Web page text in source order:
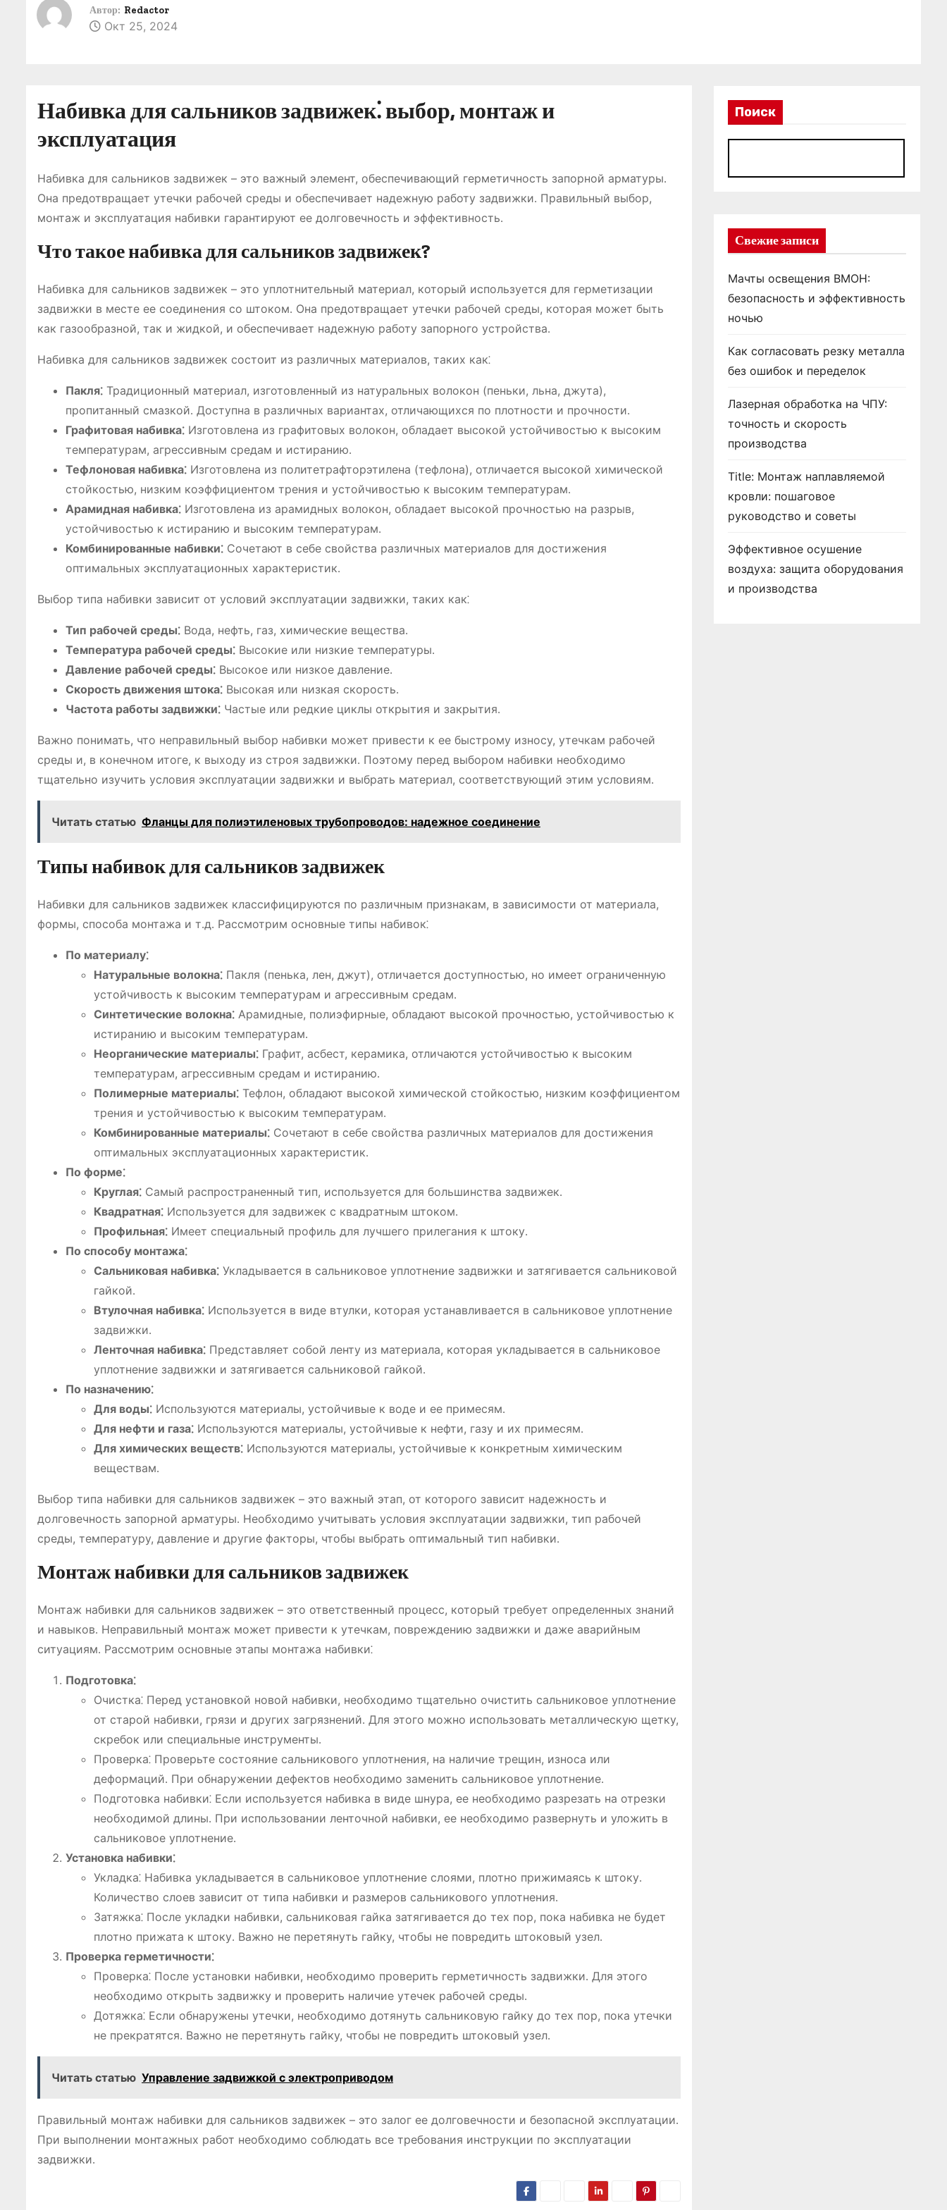
Автор: Redactor
Окт 25, 2024
Набивка для сальников задвижек⁚ выбор, монтаж и
эксплуатация
Набивка для сальников задвижек – это важный элемент, обеспечивающий герметичность запорной арматуры․
Она предотвращает утечки рабочей среды и обеспечивает надежную работу задвижки․ Правильный выбор,
монтаж и эксплуатация набивки гарантируют ее долговечность и эффективность․
Что такое набивка для сальников задвижек?
Набивка для сальников задвижек – это уплотнительный материал, который используется для герметизации
задвижки в месте ее соединения со штоком․ Она предотвращает утечки рабочей среды, которая может быть
как газообразной, так и жидкой, и обеспечивает надежную работу запорного устройства․
Набивка для сальников задвижек состоит из различных материалов, таких как⁚
Пакля⁚ Традиционный материал, изготовленный из натуральных волокон (пеньки, льна, джута),
пропитанный смазкой․ Доступна в различных вариантах, отличающихся по плотности и прочности․
Графитовая набивка⁚ Изготовлена из графитовых волокон, обладает высокой устойчивостью к высоким
температурам, агрессивным средам и истиранию․
Тефлоновая набивка⁚ Изготовлена из политетрафторэтилена (тефлона), отличается высокой химической
стойкостью, низким коэффициентом трения и устойчивостью к высоким температурам․
Арамидная набивка⁚ Изготовлена из арамидных волокон, обладает высокой прочностью на разрыв,
устойчивостью к истиранию и высоким температурам․
Комбинированные набивки⁚ Сочетают в себе свойства различных материалов для достижения
оптимальных эксплуатационных характеристик․
Выбор типа набивки зависит от условий эксплуатации задвижки, таких как⁚
Тип рабочей среды⁚ Вода, нефть, газ, химические вещества․
Температура рабочей среды⁚ Высокие или низкие температуры․
Давление рабочей среды⁚ Высокое или низкое давление․
Скорость движения штока⁚ Высокая или низкая скорость․
Частота работы задвижки⁚ Частые или редкие циклы открытия и закрытия․
Важно понимать, что неправильный выбор набивки может привести к ее быстрому износу, утечкам рабочей
среды и, в конечном итоге, к выходу из строя задвижки․ Поэтому перед выбором набивки необходимо
тщательно изучить условия эксплуатации задвижки и выбрать материал, соответствующий этим условиям․
Читать статью Фланцы для полиэтиленовых трубопроводов: надежное соединение
Типы набивок для сальников задвижек
Набивки для сальников задвижек классифицируются по различным признакам, в зависимости от материала,
формы, способа монтажа и т․д․ Рассмотрим основные типы набивок⁚
По материалу⁚
Натуральные волокна⁚ Пакля (пенька, лен, джут), отличается доступностью, но имеет ограниченную
устойчивость к высоким температурам и агрессивным средам․
Синтетические волокна⁚ Арамидные, полиэфирные, обладают высокой прочностью, устойчивостью к
истиранию и высоким температурам․
Неорганические материалы⁚ Графит, асбест, керамика, отличаются устойчивостью к высоким
температурам, агрессивным средам и истиранию․
Полимерные материалы⁚ Тефлон, обладают высокой химической стойкостью, низким коэффициентом
трения и устойчивостью к высоким температурам․
Комбинированные материалы⁚ Сочетают в себе свойства различных материалов для достижения
оптимальных эксплуатационных характеристик․
По форме⁚
Круглая⁚ Самый распространенный тип, используется для большинства задвижек․
Квадратная⁚ Используется для задвижек с квадратным штоком․
Профильная⁚ Имеет специальный профиль для лучшего прилегания к штоку․
По способу монтажа⁚
Сальниковая набивка⁚ Укладывается в сальниковое уплотнение задвижки и затягивается сальниковой
гайкой․
Втулочная набивка⁚ Используется в виде втулки, которая устанавливается в сальниковое уплотнение
задвижки․
Ленточная набивка⁚ Представляет собой ленту из материала, которая укладывается в сальниковое
уплотнение задвижки и затягивается сальниковой гайкой․
По назначению⁚
Для воды⁚ Используются материалы, устойчивые к воде и ее примесям․
Для нефти и газа⁚ Используются материалы, устойчивые к нефти, газу и их примесям․
Для химических веществ⁚ Используются материалы, устойчивые к конкретным химическим
веществам․
Выбор типа набивки для сальников задвижек – это важный этап, от которого зависит надежность и
долговечность запорной арматуры․ Необходимо учитывать условия эксплуатации задвижки, тип рабочей
среды, температуру, давление и другие факторы, чтобы выбрать оптимальный тип набивки․
Монтаж набивки для сальников задвижек
Монтаж набивки для сальников задвижек – это ответственный процесс, который требует определенных знаний
и навыков․ Неправильный монтаж может привести к утечкам, повреждению задвижки и даже аварийным
ситуациям․ Рассмотрим основные этапы монтажа набивки⁚
Подготовка⁚
Очистка⁚ Перед установкой новой набивки, необходимо тщательно очистить сальниковое уплотнение
от старой набивки, грязи и других загрязнений․ Для этого можно использовать металлическую щетку,
скребок или специальные инструменты․
Проверка⁚ Проверьте состояние сальникового уплотнения, на наличие трещин, износа или
деформаций․ При обнаружении дефектов необходимо заменить сальниковое уплотнение․
Подготовка набивки⁚ Если используется набивка в виде шнура, ее необходимо разрезать на отрезки
необходимой длины․ При использовании ленточной набивки, ее необходимо развернуть и уложить в
сальниковое уплотнение․
Установка набивки⁚
Укладка⁚ Набивка укладывается в сальниковое уплотнение слоями, плотно прижимаясь к штоку․
Количество слоев зависит от типа набивки и размеров сальникового уплотнения․
Затяжка⁚ После укладки набивки, сальниковая гайка затягивается до тех пор, пока набивка не будет
плотно прижата к штоку․ Важно не перетянуть гайку, чтобы не повредить штоковый узел․
Проверка герметичности⁚
Проверка⁚ После установки набивки, необходимо проверить герметичность задвижки․ Для этого
необходимо открыть задвижку и проверить наличие утечек рабочей среды․
Дотяжка⁚ Если обнаружены утечки, необходимо дотянуть сальниковую гайку до тех пор, пока утечки
не прекратятся․ Важно не перетянуть гайку, чтобы не повредить штоковый узел․
Читать статью Управление задвижкой с электроприводом
Правильный монтаж набивки для сальников задвижек – это залог ее долговечности и безопасной эксплуатации․
При выполнении монтажных работ необходимо соблюдать все требования инструкции по эксплуатации
задвижки․
Поиск
Свежие записи
Мачты освещения ВМОН:
безопасность и эффективность
ночью
Как согласовать резку металла
без ошибок и переделок
Лазерная обработка на ЧПУ:
точность и скорость
производства
Title: Монтаж наплавляемой
кровли: пошаговое
руководство и советы
Эффективное осушение
воздуха: защита оборудования
и производства